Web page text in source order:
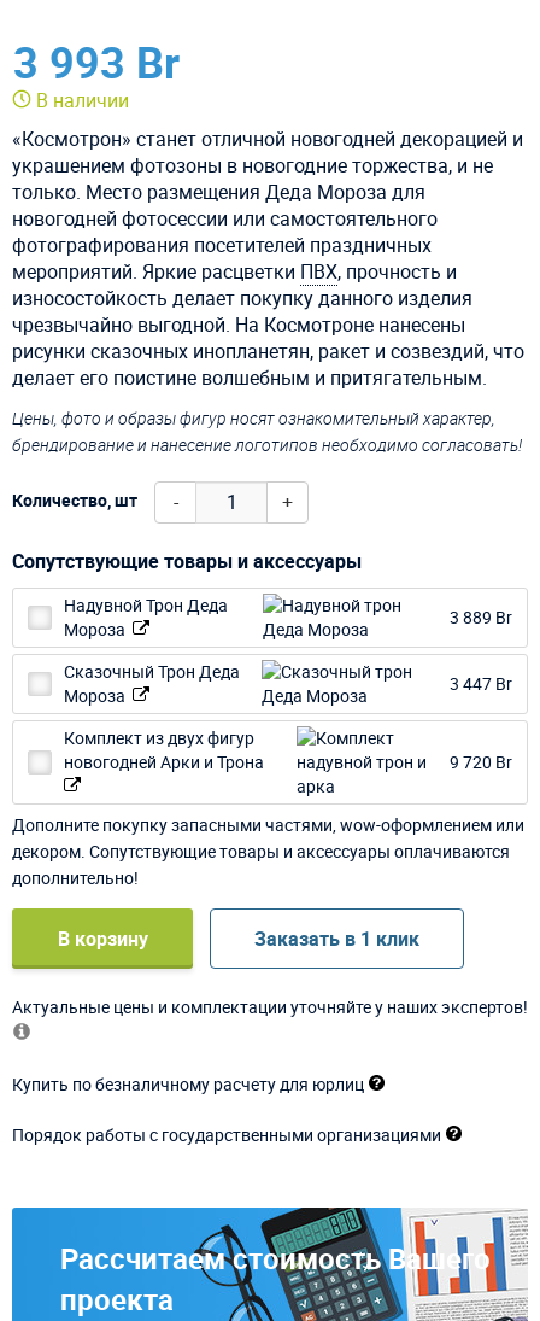
3 993 Br
В наличии
«Космотрон» станет отличной новогодней декорацией и
украшением фотозоны в новогодние торжества, и не
только. Место размещения Деда Мороза для
новогодней фотосессии или самостоятельного
фотографирования посетителей праздничных
мероприятий. Яркие расцветки ПВХ, прочность и
износостойкость делает покупку данного изделия
чрезвычайно выгодной. На Космотроне нанесены
рисунки сказочных инопланетян, ракет и созвездий, что
делает его поистине волшебным и притягательным.
Цены, фото и образы фигур носят ознакомительный характер,
брендирование и нанесение логотипов необходимо согласовать!
Количество, шт - +
Сопутствующие товары и аксессуары
Надувной Трон Деда
Мороза
3 889 Br
Сказочный Трон Деда
Мороза
3 447 Br
Комплект из двух фигур
новогодней Арки и Трона
9 720 Br
Дополните покупку запасными частями, wow-оформлением или
декором. Сопутствующие товары и аксессуары оплачиваются
дополнительно!
В корзину Заказать в 1 клик
Актуальные цены и комплектации уточняйте у наших экспертов!
Купить по безналичному расчету для юрлиц
Порядок работы с государственными организациями
Рассчитаем стоимость Вашего
проекта